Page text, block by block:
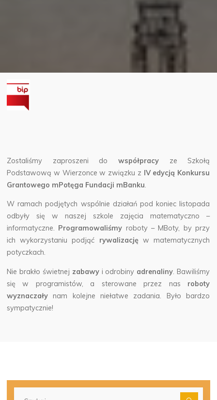
Zostaliśmy zaproszeni do współpracy ze Szkołą
Podstawową w Wierzonce w związku z IV edycją Konkursu
Grantowego mPotęga Fundacji mBanku.
W ramach podjętych wspólnie działań pod koniec listopada
odbyły się w naszej szkole zajęcia matematyczno –
informatyczne. Programowaliśmy roboty – MBoty, by przy
ich wykorzystaniu podjąć rywalizację w matematycznych
potyczkach.
Nie brakło świetnej zabawy i odrobiny adrenaliny. Bawiliśmy
się w programistów, a sterowane przez nas roboty
wyznaczały nam kolejne niełatwe zadania. Było bardzo
sympatycznie!